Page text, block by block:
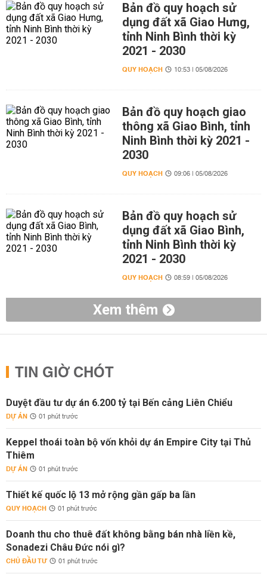
Bản đồ quy hoạch sử
dụng đất xã Giao Hưng,
tỉnh Ninh Bình thời kỳ
2021 - 2030
QUY HOẠCH 10:53 | 05/08/2026
Bản đồ quy hoạch giao
thông xã Giao Bình, tỉnh
Ninh Bình thời kỳ 2021 -
2030
QUY HOẠCH 09:06 | 05/08/2026
Bản đồ quy hoạch sử
dụng đất xã Giao Bình,
tỉnh Ninh Bình thời kỳ
2021 - 2030
QUY HOẠCH 08:59 | 05/08/2026
Xem thêm
TIN GIỜ CHÓT
Duyệt đầu tư dự án 6.200 tỷ tại Bến cảng Liên Chiểu
DỰ ÁN 01 phút trước
Keppel thoái toàn bộ vốn khỏi dự án Empire City tại Thủ
Thiêm
DỰ ÁN 01 phút trước
Thiết kế quốc lộ 13 mở rộng gần gấp ba lần
QUY HOẠCH 01 phút trước
Doanh thu cho thuê đất không bằng bán nhà liền kề,
Sonadezi Châu Đức nói gì?
CHỦ ĐẦU TƯ 01 phút trước